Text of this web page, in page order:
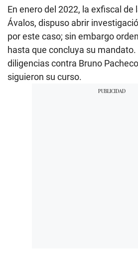
En enero del 2022, la exfiscal de
Ávalos, dispuso abrir
por este caso; sin embargo
hasta que concluya su
diligencias contra Bruno
siguieron su curso.